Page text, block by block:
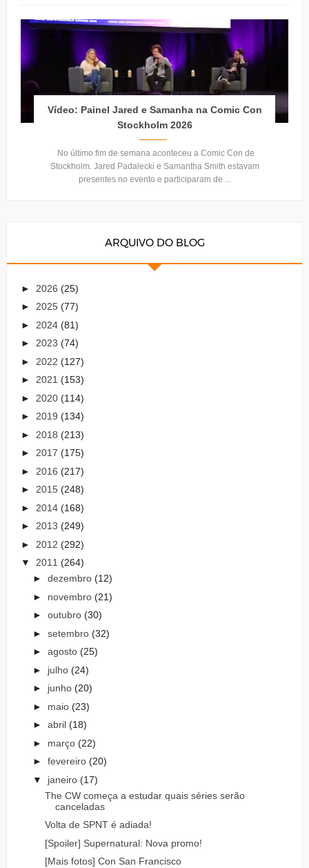
Vídeo: Painel Jared e Samanha na Comic Con
Stockholm 2026
No último fim de semana aconteceu a Comic Con de
Stockholm. Jared Padalecki e Samantha Smith estavam
presentes no evento e participaram de ...
ARQUIVO DO BLOG
► 2026 (25)
► 2025 (77)
► 2024 (81)
► 2023 (74)
► 2022 (127)
► 2021 (153)
► 2020 (114)
► 2019 (134)
► 2018 (213)
► 2017 (175)
► 2016 (217)
► 2015 (248)
► 2014 (168)
► 2013 (249)
► 2012 (292)
▼ 2011 (264)
► dezembro (12)
► novembro (21)
► outubro (30)
► setembro (32)
► agosto (25)
► julho (24)
► junho (20)
► maio (23)
► abril (18)
► março (22)
► fevereiro (20)
▼ janeiro (17)
The CW começa a estudar quais séries serão
canceladas
Volta de SPNT é adiada!
[Spoiler] Supernatural: Nova promo!
[Mais fotos] Con San Francisco